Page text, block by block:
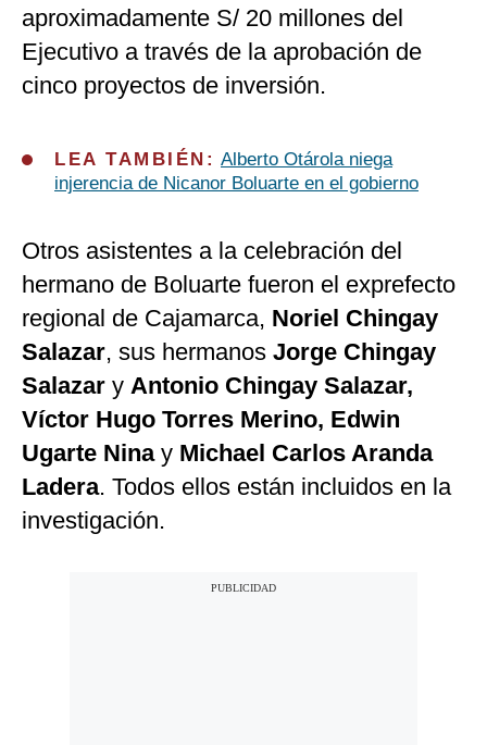
aproximadamente S/ 20 millones del
Ejecutivo a través de la aprobación de
cinco proyectos de inversión.
LEA TAMBIÉN: Alberto Otárola niega
injerencia de Nicanor Boluarte en el gobierno
Otros asistentes a la celebración del
hermano de Boluarte fueron el exprefecto
regional de Cajamarca, Noriel Chingay
Salazar, sus hermanos Jorge Chingay
Salazar y Antonio Chingay Salazar,
Víctor Hugo Torres Merino, Edwin
Ugarte Nina y Michael Carlos Aranda
Ladera. Todos ellos están incluidos en la
investigación.